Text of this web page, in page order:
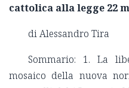
cattolica alla legge 22
di Alessandro Tira
Sommario: 1. La
mosaico della nuova